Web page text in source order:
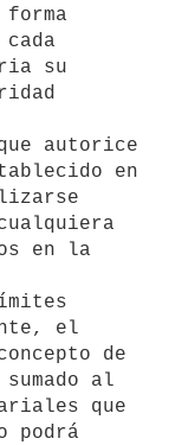
su
en
en la
el
de
al
que
podrá